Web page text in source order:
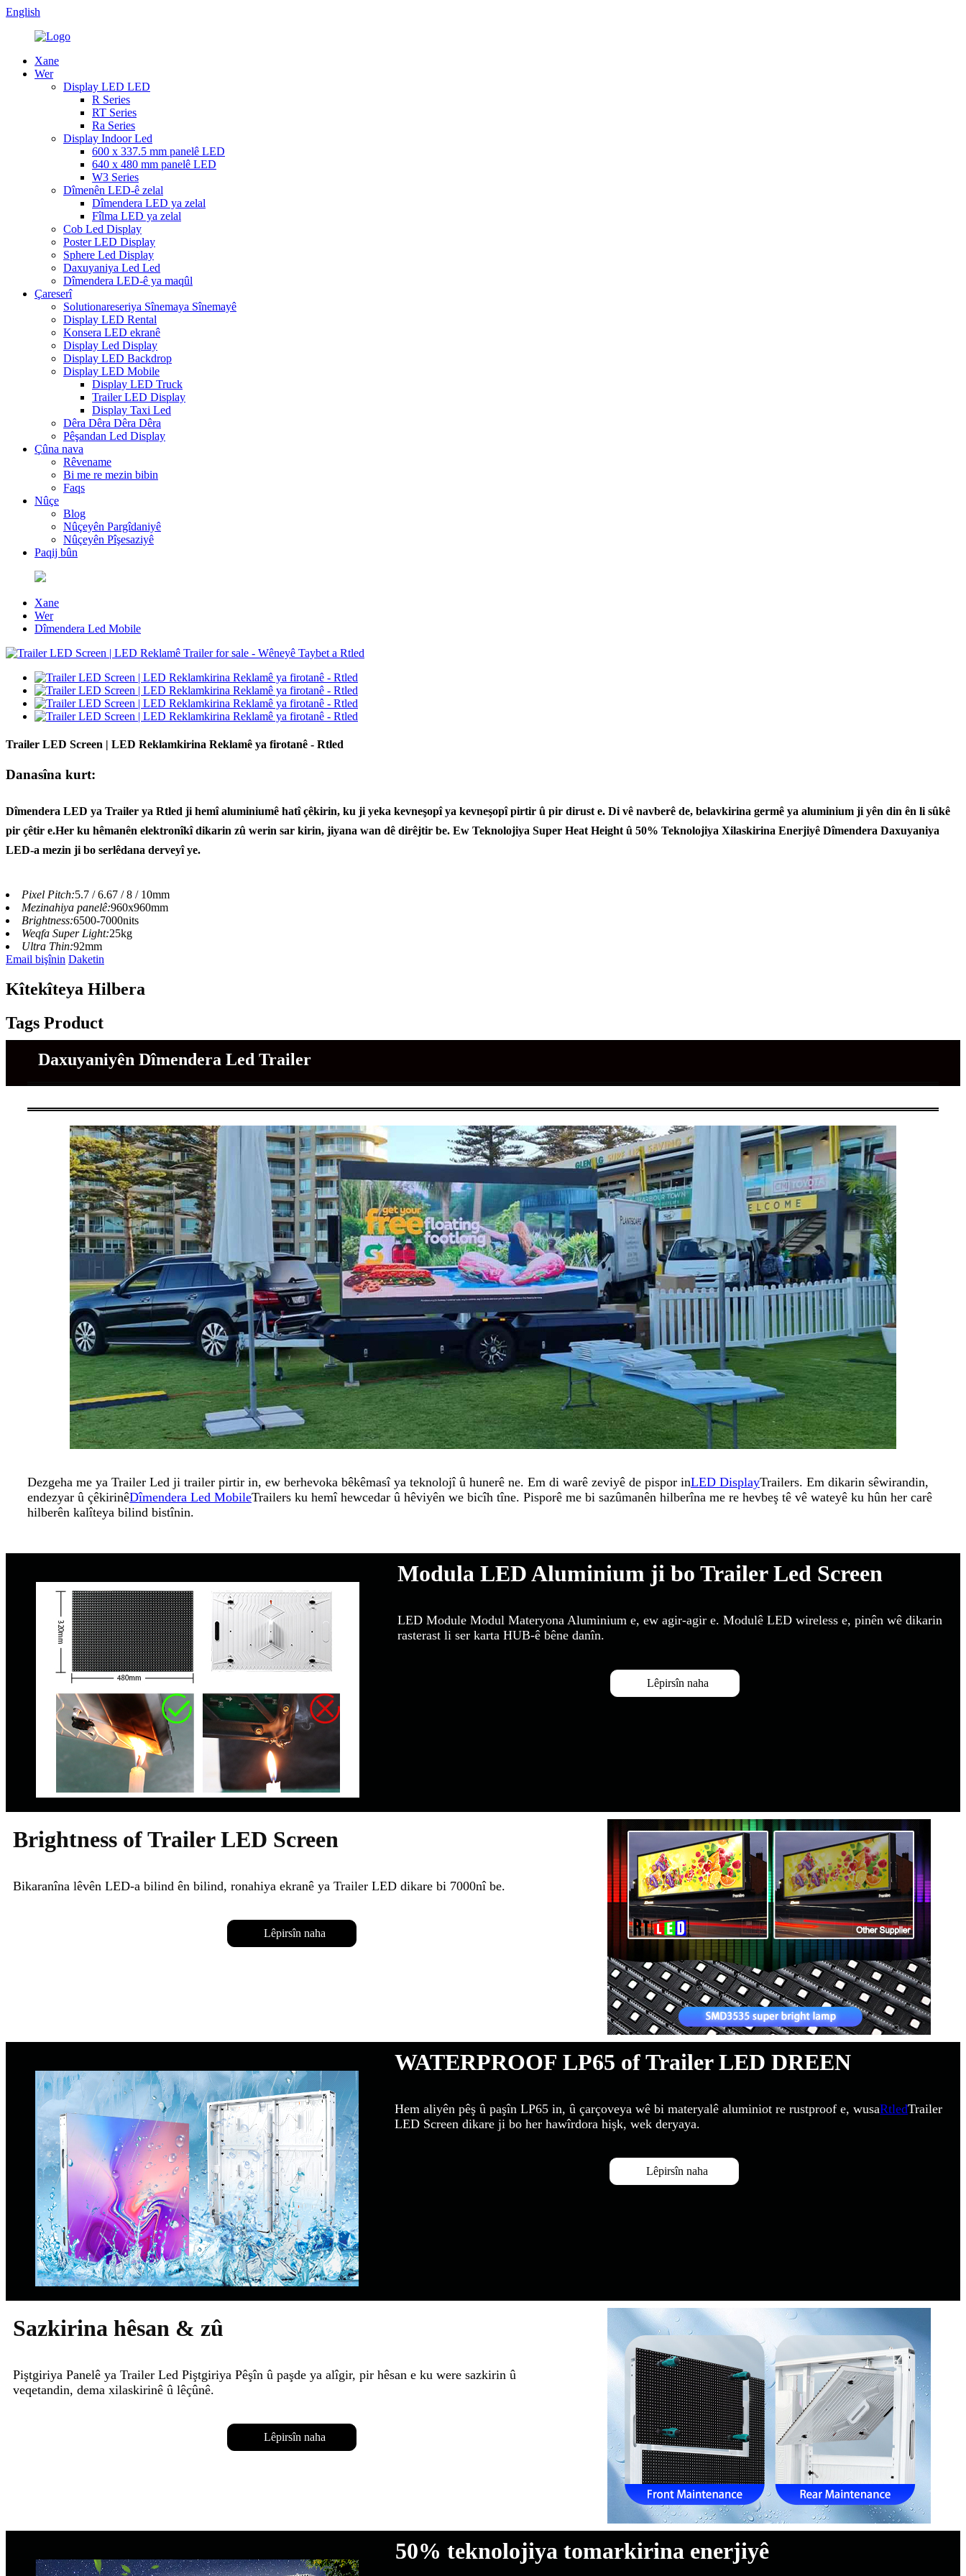
English
Xane
Wer
Display LED LED
R Series
RT Series
Ra Series
Display Indoor Led
600 x 337.5 mm panelê LED
640 x 480 mm panelê LED
W3 Series
Dîmenên LED-ê zelal
Dîmendera LED ya zelal
Fîlma LED ya zelal
Cob Led Display
Poster LED Display
Sphere Led Display
Daxuyaniya Led Led
Dîmendera LED-ê ya maqûl
Çareserî
Solutionareseriya Sînemaya Sînemayê
Display LED Rental
Konsera LED ekranê
Display Led Display
Display LED Backdrop
Display LED Mobile
Display LED Truck
Trailer LED Display
Display Taxi Led
Dêra Dêra Dêra Dêra
Pêşandan Led Display
Çûna nava
Rêvename
Bi me re mezin bibin
Faqs
Nûçe
Blog
Nûçeyên Pargîdaniyê
Nûçeyên Pîşesaziyê
Paqij bûn
Xane
Wer
Dîmendera Led Mobile
Trailer LED Screen | LED Reklamkirina Reklamê ya firotanê - Rtled
Danasîna kurt:
Dîmendera LED ya Trailer ya Rtled ji hemî aluminiumê hatî çêkirin, ku ji yeka kevneşopî ya kevneşopî pirtir û pir dirust e. Di vê navberê de, belavkirina germê ya aluminium ji yên din ên li sûkê
pir çêtir e.Her ku hêmanên elektronîkî dikarin zû werin sar kirin, jiyana wan dê dirêjtir be. Ew Teknolojiya Super Heat Height û 50% Teknolojiya Xilaskirina Enerjiyê Dîmendera Daxuyaniya
LED-a mezin ji bo serlêdana derveyî ye.
Pixel Pitch:5.7 / 6.67 / 8 / 10mm
Mezinahiya panelê:960x960mm
Brightness:6500-7000nits
Weqfa Super Light:25kg
Ultra Thin:92mm
Email bişînin Daketin
Kîtekîteya Hilbera
Tags Product
Daxuyaniyên Dîmendera Led Trailer
Dezgeha me ya Trailer Led ji trailer pirtir in, ew berhevoka bêkêmasî ya teknolojî û hunerê ne. Em di warê zeviyê de pispor inLED DisplayTrailers. Em dikarin sêwirandin,
endezyar û çêkirinêDîmendera Led MobileTrailers ku hemî hewcedar û hêviyên we bicîh tîne. Pisporê me bi sazûmanên hilberîna me re hevbeş tê vê wateyê ku hûn her carê
hilberên kalîteya bilind bistînin.
Modula LED Aluminium ji bo Trailer Led Screen
LED Module Modul Materyona Aluminium e, ew agir-agir e. Modulê LED wireless e, pinên wê dikarin
rasterast li ser karta HUB-ê bêne danîn.
Lêpirsîn naha
Brightness of Trailer LED Screen
Bikaranîna lêvên LED-a bilind ên bilind, ronahiya ekranê ya Trailer LED dikare bi 7000nî be.
Lêpirsîn naha
WATERPROOF LP65 of Trailer LED DREEN
Hem aliyên pêş û paşîn LP65 in, û çarçoveya wê bi materyalê aluminiot re rustproof e, wusaRtledTrailer
LED Screen dikare ji bo her hawîrdora hişk, wek deryaya.
Lêpirsîn naha
Sazkirina hêsan & zû
Piştgiriya Panelê ya Trailer Led Piştgiriya Pêşîn û paşde ya alîgir, pir hêsan e ku were sazkirin û
veqetandin, dema xilaskirinê û lêçûnê.
Lêpirsîn naha
50% teknolojiya tomarkirina enerjiyê